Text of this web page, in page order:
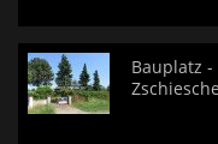
Bauplatz -